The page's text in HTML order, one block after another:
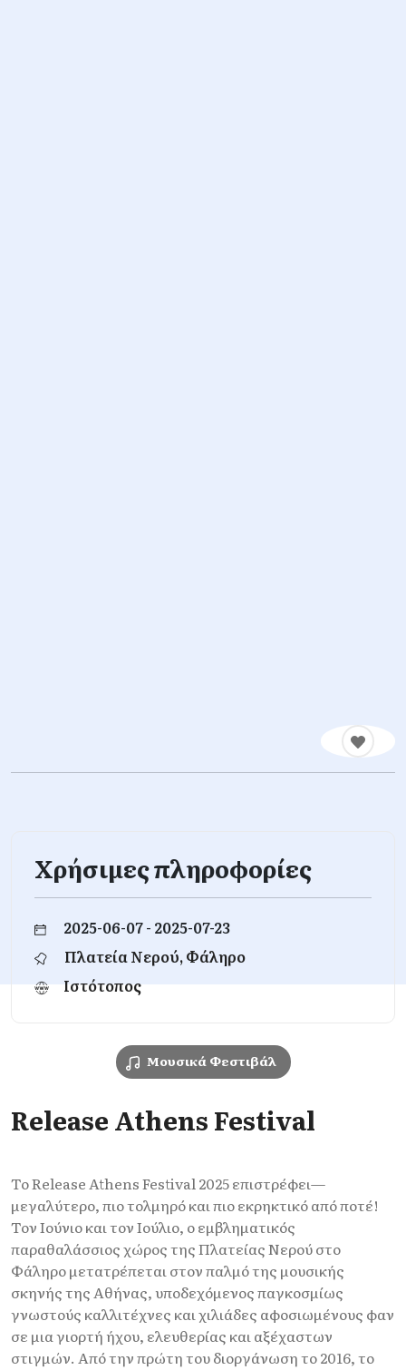
Χρήσιμες πληροφορίες
2025-06-07 - 2025-07-23
Πλατεία Νερού, Φάληρο
Ιστότοπος
Μουσικά Φεστιβάλ
Release Athens Festival
Το Release Athens Festival 2025 επιστρέφει—
μεγαλύτερο, πιο τολμηρό και πιο εκρηκτικό από ποτέ!
Τον Ιούνιο και τον Ιούλιο, ο εμβληματικός
παραθαλάσσιος χώρος της Πλατείας Νερού στο
Φάληρο μετατρέπεται στον παλμό της μουσικής
σκηνής της Αθήνας, υποδεχόμενος παγκοσμίως
γνωστούς καλλιτέχνες και χιλιάδες αφοσιωμένους φαν
σε μια γιορτή ήχου, ελευθερίας και αξέχαστων
στιγμών. Από την πρώτη του διοργάνωση το 2016, το